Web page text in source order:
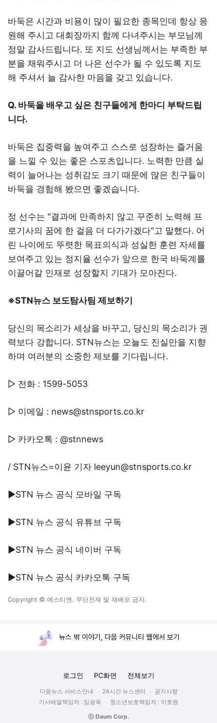
바둑은 시간과 비용이 많이 필요한 종목인데 항상 응
원해 주시고 대회장까지 함께 다녀주시는 부모님께
정말 감사드립니다. 또 지도 선생님께서는 부족한 부
분을 채워주시고 더 나은 선수가 될 수 있도록 지도
해 주셔서 늘 감사한 마음을 갖고 있습니다.
Q. 바둑을 배우고 싶은 친구들에게 한마디 부탁드립
니다.
바둑은 집중력을 높여주고 스스로 성장하는 즐거움
을 느낄 수 있는 좋은 스포츠입니다. 노력한 만큼 실
력이 늘어나는 성취감도 크기 때문에 많은 친구들이
바둑을 경험해 봤으면 좋겠습니다.
정 선수는 "결과에 만족하지 않고 꾸준히 노력해 프
로기사의 꿈에 한 걸음 더 다가가겠다"고 말했다. 어
린 나이에도 뚜렷한 목표의식과 성실한 훈련 자세를
보여주고 있는 정지율 선수가 앞으로 한국 바둑계를
이끌어갈 인재로 성장할지 기대가 모아진다.
※STN뉴스 보도탐사팀 제보하기
당신의 목소리가 세상을 바꾸고, 당신의 목소리가 권
력보다 강합니다. STN뉴스는 오늘도 진실만을 지향
하며 여러분의 소중한 제보를 기다립니다.
▷ 전화 : 1599-5053
▷ 이메일 : news@stnsports.co.kr
▷ 카카오톡 : @stnnews
/ STN뉴스=이윤 기자 leeyun@stnsports.co.kr
▶STN 뉴스 공식 모바일 구독
▶STN 뉴스 공식 유튜브 구독
▶STN 뉴스 공식 네이버 구독
▶STN 뉴스 공식 카카오톡 구독
Copyright © 에스티엔. 무단전재 및 재배포 금지.
뉴스 밖 이야기, 다음 커뮤니티 웹에서 보기
로그인 PC화면 전체보기
다음뉴스 서비스안내 24시간 뉴스센터
공지사항
기사배열책임자 : 임광욱
청소년보호책임자 : 이호원
ⓒ Daum Corp.